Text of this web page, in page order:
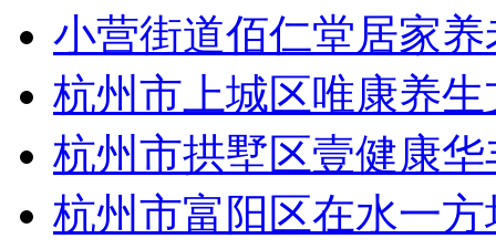
小营街道佰仁堂居家
杭州市上城区唯康养
杭州市拱墅区壹健康
杭州市富阳区在水一